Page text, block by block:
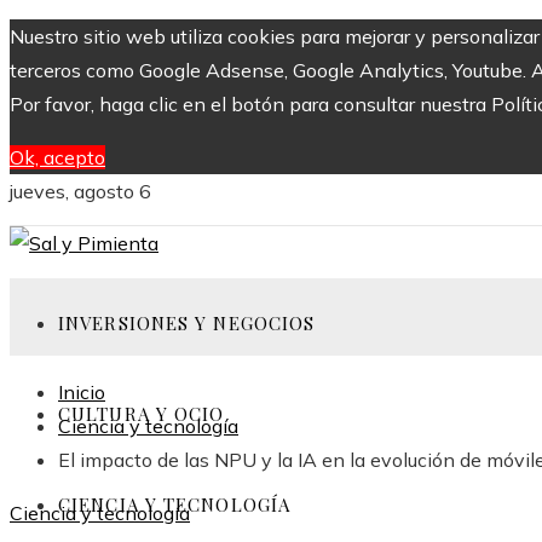
Nuestro sitio web utiliza cookies para mejorar y
terceros como Google Adsense, Google Analytics,
Por favor, haga clic en el botón para consultar nuestra
Ok, acepto
jueves, agosto 6
INVERSIONES Y NEGOCIOS
CULTURA Y OCIO
CIENCIA Y TECNOLOGÍA
Inicio
Ciencia y tecnología
El impacto de las NPU y la IA en la evolución de
Ciencia y tecnología